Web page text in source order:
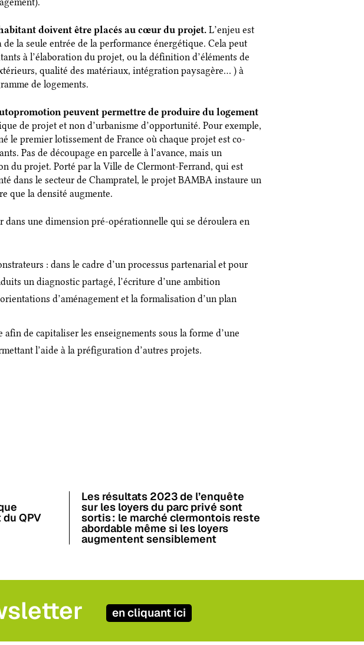
doivent être placés au cœur du projet. L’enjeu est
la seule entrée de la performance énergétique. Cela peut
à l’élaboration du projet, ou la définition d’éléments de
qualité des matériaux, intégration paysagère… ) à
de logements.
peuvent permettre de produire du logement
de projet et non d’urbanisme d’opportunité. Pour exemple,
le premier lotissement de France où chaque projet est co-
Pas de découpage en parcelle à l’avance, mais un
du projet. Porté par la Ville de Clermont-Ferrand, qui est
dans le secteur de Champratel, le projet BAMBA instaure un
que la densité augmente.
dans une dimension pré-opérationnelle qui se déroulera en
: dans le cadre d’un processus partenarial et pour
un diagnostic partagé, l’écriture d’une ambition
d’aménagement et la formalisation d’un plan
de capitaliser les enseignements sous la forme d’une
l’aide à la préfiguration d’autres projets.
QPV
Les résultats 2023 de l’enquête
sur les loyers du parc privé sont
sortis : le marché clermontois reste
abordable même si les loyers
augmentent sensiblement
en cliquant ici